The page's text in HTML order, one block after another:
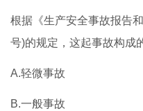
根据《生产安全事故报告
号)的规定，这起事故构成
A.轻微事故
B.一般事故